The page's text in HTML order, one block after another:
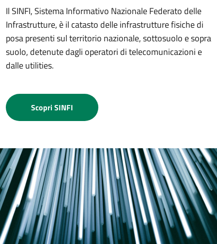
Il SINFI, Sistema Informativo Nazionale Federato delle
Infrastrutture, è il catasto delle infrastrutture fisiche di
posa presenti sul territorio nazionale, sottosuolo e sopra
suolo, detenute dagli operatori di telecomunicazioni e
dalle utilities.
Scopri SINFI